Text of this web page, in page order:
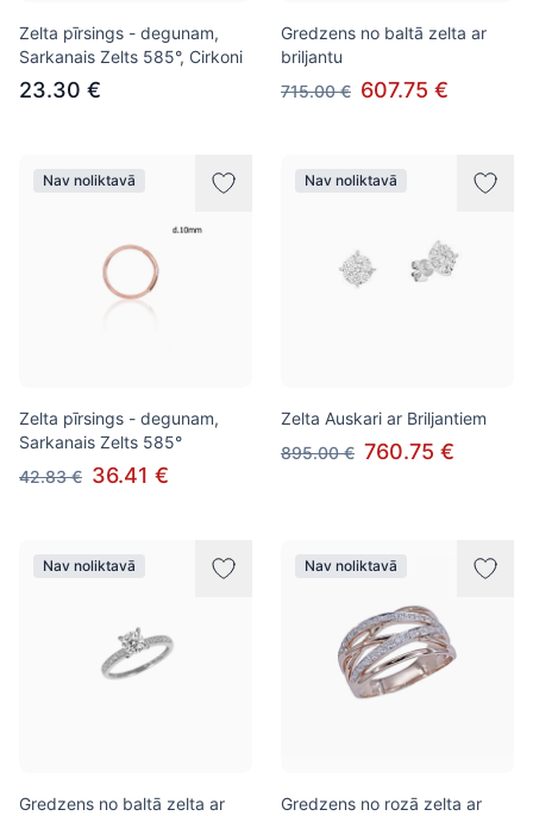
Zelta pīrsings - degunam,
Sarkanais Zelts 585°, Cirkoni
23.30 €
Gredzens no baltā zelta ar
briljantu
715.00 € 607.75 €
Nav noliktavā
Zelta pīrsings - degunam,
Sarkanais Zelts 585°
42.83 € 36.41 €
Nav noliktavā
Zelta Auskari ar Briljantiem
895.00 € 760.75 €
Nav noliktavā
Gredzens no baltā zelta ar
Nav noliktavā
Gredzens no rozā zelta ar